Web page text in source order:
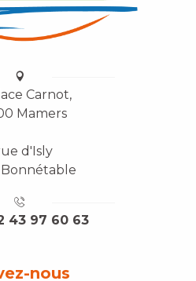
Carnot,
Mamers
d'Isly
Bonnétable
43 97 60 63
nous